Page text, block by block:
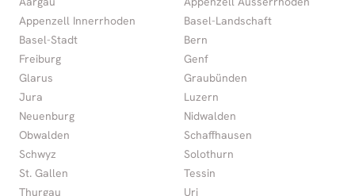
Appenzell Innerrhoden
Basel-Landschaft
Basel-Stadt
Bern
Freiburg
Genf
Glarus
Graubünden
Jura
Luzern
Neuenburg
Nidwalden
Obwalden
Schaffhausen
Schwyz
Solothurn
St. Gallen
Tessin
Thurgau
Uri